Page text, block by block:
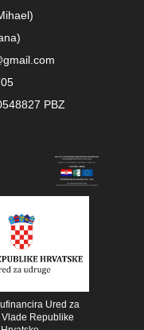
PBZ
Ured za
Republike